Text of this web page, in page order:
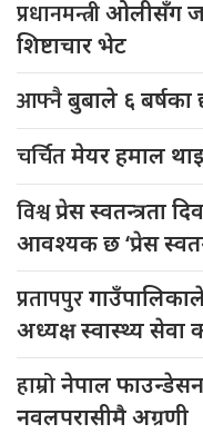
प्रधानमन्त्रीओलीसँग
शिष्टाचार भेट
आफ्नैबुबाले ६ बर्षका
चर्चितमेयर हमाल
विश्वप्रेस स्वतन्त्रता
आवश्यक छ ‘प्रेस
प्रतापपुर
अध्यक्ष स्वास्थ्य सेवा
हाम्रोनेपाल
नवलपरासीमै अग्रणी